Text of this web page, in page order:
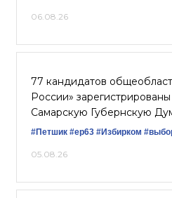
06.08.26
77 кандидатов
России»
Самарскую Губернскую
#Петшик #ер63 #Избирком
05.08.26